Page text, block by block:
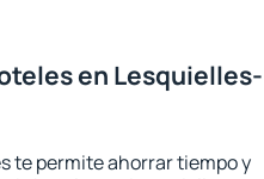
en Lesquielles-
te permite ahorrar tiempo y